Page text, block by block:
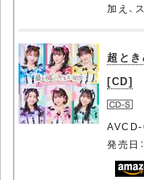
加え
超とき
[CD]
発売日